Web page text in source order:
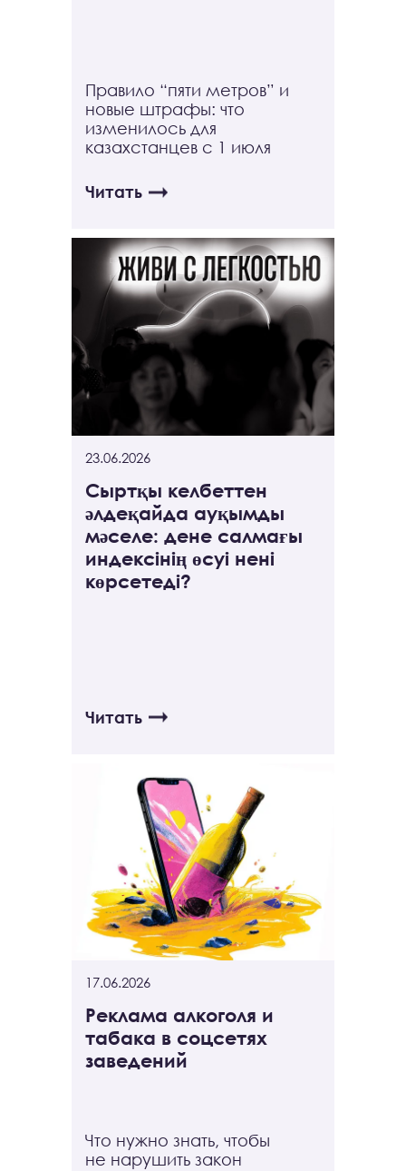
Правило “пяти метров” и
новые штрафы: что
изменилось для
казахстанцев с 1 июля
Читать
23.06.2026
Сыртқы келбеттен
әлдеқайда ауқымды
мәселе: дене салмағы
индексінің өсуі нені
көрсетеді?
Читать
17.06.2026
Реклама алкоголя и
табака в соцсетях
заведений
Что нужно знать, чтобы
не нарушить закон